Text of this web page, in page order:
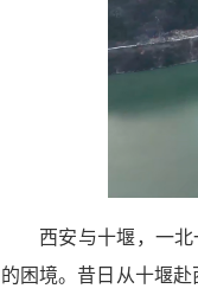
西安与十堰，一
的困境。昔日从十堰